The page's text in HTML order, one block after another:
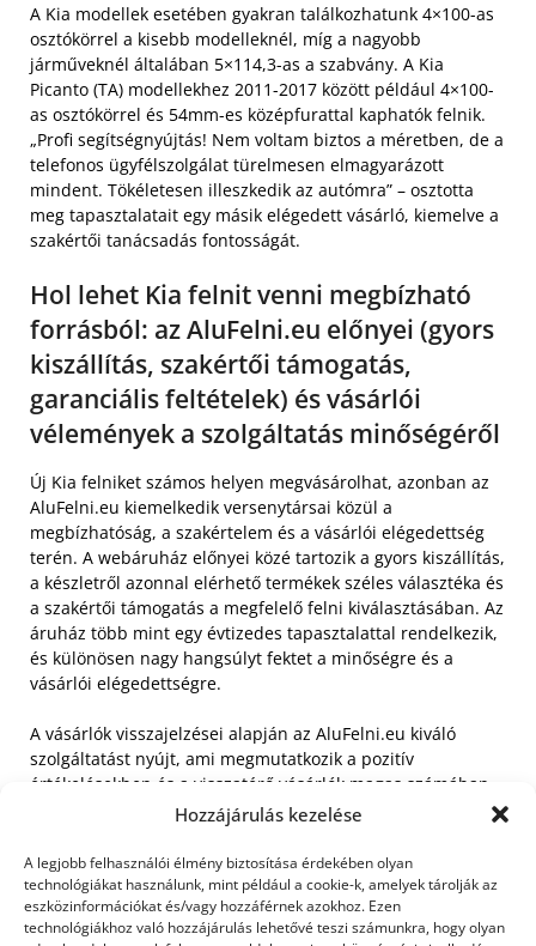
Hozzájárulás kezelése
A legjobb felhasználói élmény biztosítása érdekében olyan
technológiákat használunk, mint például a cookie-k, amelyek tárolják az
eszközinformációkat és/vagy hozzáférnek azokhoz. Ezen
technológiákhoz való hozzájárulás lehetővé teszi számunkra, hogy olyan
A Kia modellek esetében gyakran találkozhatunk 4×100-as
osztókörrel a kisebb modelleknél, míg a nagyobb
járműveknél általában 5×114,3-as a szabvány. A Kia
Picanto (TA) modellekhez 2011-2017 között például 4×100-
as osztókörrel és 54mm-es középfurattal kaphatók felnik.
„Profi segítségnyújtás! Nem voltam biztos a méretben, de a
telefonos ügyfélszolgálat türelmesen elmagyarázott
mindent. Tökéletesen illeszkedik az autómra” – osztotta
meg tapasztalatait egy másik elégedett vásárló, kiemelve a
szakértői tanácsadás fontosságát.
Hol lehet Kia felnit venni megbízható
forrásból: az AluFelni.eu előnyei (gyors
kiszállítás, szakértői támogatás,
garanciális feltételek) és vásárlói
vélemények a szolgáltatás minőségéről
Új Kia felniket számos helyen megvásárolhat, azonban az
AluFelni.eu kiemelkedik versenytársai közül a
megbízhatóság, a szakértelem és a vásárlói elégedettség
terén. A webáruház előnyei közé tartozik a gyors kiszállítás,
a készletről azonnal elérhető termékek széles választéka és
a szakértői támogatás a megfelelő felni kiválasztásában. Az
áruház több mint egy évtizedes tapasztalattal rendelkezik,
és különösen nagy hangsúlyt fektet a minőségre és a
vásárlói elégedettségre.
A vásárlók visszajelzései alapján az AluFelni.eu kiváló
szolgáltatást nyújt, ami megmutatkozik a pozitív
értékelésekben és a visszatérő vásárlók magas számában.
„Korrekt, olcsó és gyors. Ez a harmadik garnitúra, amit
tőlük rendelek az évek alatt, sosem csalódtam” – írta egy
elégedett ügyfél, aki többször is bizalmat szavazott a
webáruháznak. A webáruház garanciális feltételei és a
rugalmas ügyintézés tovább növelik a vásárlók
biztonságérzetét, tudván, hogy bármilyen probléma esetén